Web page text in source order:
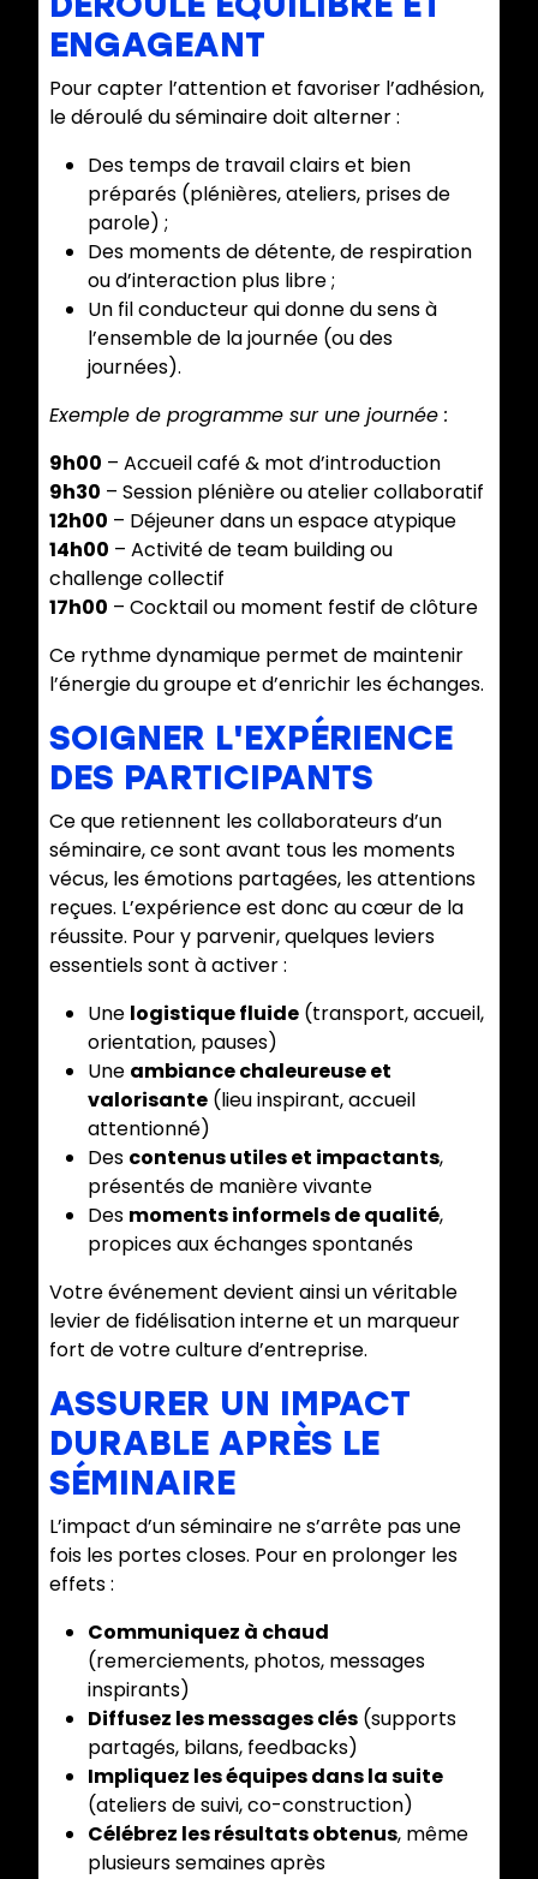
ENGAGEANT
Pour capter l’attention et favoriser l’adhésion,
le déroulé du séminaire doit alterner :
Des temps de travail clairs et bien
préparés (plénières, ateliers, prises de
parole) ;
Des moments de détente, de respiration
ou d’interaction plus libre ;
Un fil conducteur qui donne du sens à
l’ensemble de la journée (ou des
journées).
Exemple de programme sur une journée :
9h00 – Accueil café & mot d’introduction
9h30 – Session plénière ou atelier collaboratif
12h00 – Déjeuner dans un espace atypique
14h00 – Activité de team building ou
challenge collectif
17h00 – Cocktail ou moment festif de clôture
Ce rythme dynamique permet de maintenir
l’énergie du groupe et d’enrichir les échanges.
SOIGNER L'EXPÉRIENCE
DES PARTICIPANTS
Ce que retiennent les collaborateurs d’un
séminaire, ce sont avant tous les moments
vécus, les émotions partagées, les attentions
reçues. L’expérience est donc au cœur de la
réussite. Pour y parvenir, quelques leviers
essentiels sont à activer :
Une logistique fluide(transport, accueil,
orientation, pauses)
Une ambiance chaleureuse et
valorisante(lieu inspirant, accueil
attentionné)
Des contenus utiles et impactants,
présentés de manière vivante
Des moments informels de qualité,
propices aux échanges spontanés
Votre événement devient ainsi un véritable
levier de fidélisation interne et un marqueur
fort de votre culture d’entreprise.
ASSURER UN IMPACT
DURABLE APRÈS LE
SÉMINAIRE
L’impact d’un séminaire ne s’arrête pas une
fois les portes closes. Pour en prolonger les
effets :
Communiquez à chaud
(remerciements, photos, messages
inspirants)
Diffusez les messages clés(supports
partagés, bilans, feedbacks)
Impliquez les équipes dans la suite
(ateliers de suivi, co-construction)
Célébrez les résultats obtenus, même
plusieurs semaines après